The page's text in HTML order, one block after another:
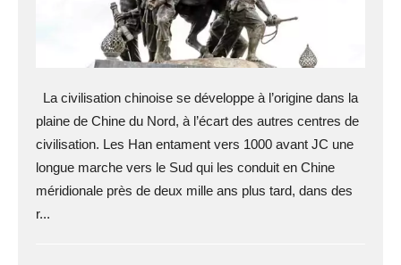
La civilisation chinoise se développe à l’origine dans la
plaine de Chine du Nord, à l’écart des autres centres de
civilisation. Les Han entament vers 1000 avant JC une
longue marche vers le Sud qui les conduit en Chine
méridionale près de deux mille ans plus tard, dans des
r...